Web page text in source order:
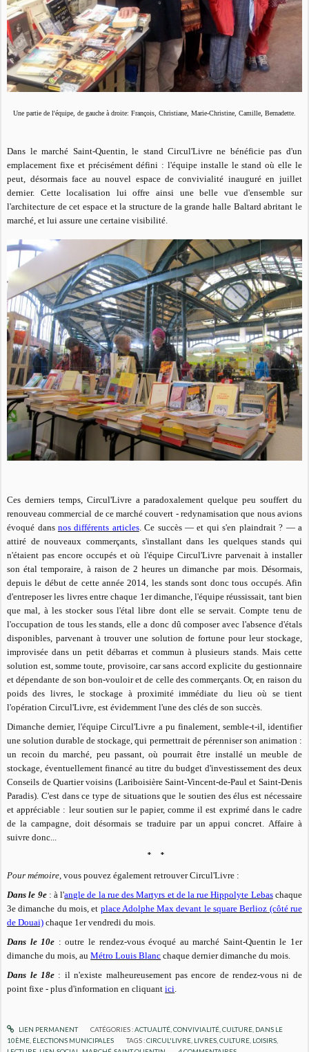
Une partie de l'équipe, de gauche à droite: François, Christiane, Marie-Christine, Camille, Bernadette.
Dans le marché Saint-Quentin, le stand Circul'Livre ne bénéficie pas d'un
emplacement fixe et précisément défini : l'équipe installe le stand où elle le
peut, désormais face au nouvel espace de convivialité inauguré en juillet
dernier. Cette localisation lui offre ainsi une belle vue d'ensemble sur
l'architecture de cet espace et la structure de la grande halle Baltard abritant le
marché, et lui assure une certaine visibilité.
Ces derniers temps, Circul'Livre a paradoxalement quelque peu souffert du
renouveau commercial de ce marché couvert - redynamisation que nous avions
évoqué dans nos différents articles. Ce succès — et qui s'en plaindrait ? — a
attiré de nouveaux commerçants, s'installant dans les quelques stands qui
n'étaient pas encore occupés et où l'équipe Circul'Livre parvenait à installer
son étal temporaire, à raison de 2 heures un dimanche par mois. Désormais,
depuis le début de cette année 2014, les stands sont donc tous occupés. Afin
d'entreposer les livres entre chaque 1er dimanche, l'équipe réussissait, tant bien
que mal, à les stocker sous l'étal libre dont elle se servait. Compte tenu de
l'occupation de tous les stands, elle a donc dû composer avec l'absence d'étals
disponibles, parvenant à trouver une solution de fortune pour leur stockage,
improvisée dans un petit débarras et commun à plusieurs stands. Mais cette
solution est, somme toute, provisoire, car sans accord explicite du gestionnaire
et dépendante de son bon-vouloir et de celle des commerçants. Or, en raison du
poids des livres, le stockage à proximité immédiate du lieu où se tient
l'opération Circul'Livre, est évidemment l'une des clés de son succès.
Dimanche dernier, l'équipe Circul'Livre a pu finalement, semble-t-il, identifier
une solution durable de stockage, qui permettrait de pérenniser son animation :
un recoin du marché, peu passant, où pourrait être installé un meuble de
stockage, éventuellement financé au titre du budget d'investissement des deux
Conseils de Quartier voisins (Lariboisière Saint-Vincent-de-Paul et Saint-Denis
Paradis). C'est dans ce type de situations que le soutien des élus est nécessaire
et appréciable : leur soutien sur le papier, comme il est exprimé dans le cadre
de la campagne, doit désormais se traduire par un appui concret. Affaire à
suivre donc...
* *
Pour mémoire , vous pouvez également retrouver Circul'Livre :
Dans le 9e : à l'angle de la rue des Martyrs et de la rue Hippolyte Lebaschaque
3e dimanche du mois, et place Adolphe Max devant le square Berlioz (côté rue
de Douai) chaque 1er vendredi du mois.
Dans le 10e : outre le rendez-vous évoqué au marché Saint-Quentin le 1er
dimanche du mois, auMétro Louis Blanc chaque dernier dimanche du mois.
Dans le 18e : il n'existe malheureusement pas encore de rendez-vous ni de
point fixe - plus d'information en cliquantici.
LIEN PERMANENT CATÉGORIES :ACTUALITÉ, CONVIVIALITÉ, CULTURE, DANS LE
10ÈME ÉLECTIONS MUNICIPALES TAGS :CIRCUL'LIVRE LIVRES ,CULTURE LOISIRS